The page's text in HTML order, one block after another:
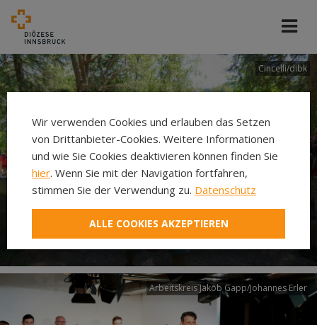
Cincelli/dibk
Neuer Pilgerweg Via
Laudato si’
Arbeitskreis Jakob Gapp/Johannes Erler
Wir verwenden Cookies und erlauben das Setzen
von Drittanbieter-Cookies. Weitere Informationen
und wie Sie Cookies deaktivieren können finden Sie
hier. Wenn Sie mit der Navigation fortfahren,
stimmen Sie der Verwendung zu. Datenschutz
ALLE COOKIES AKZEPTIEREN